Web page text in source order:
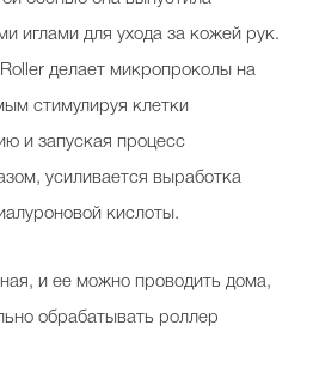
иглами для ухода за кожей рук.
делает микропроколы на
стимулируя клетки
и запуская процесс
усиливается выработка
кислоты.
и ее можно проводить дома,
обрабатывать роллер